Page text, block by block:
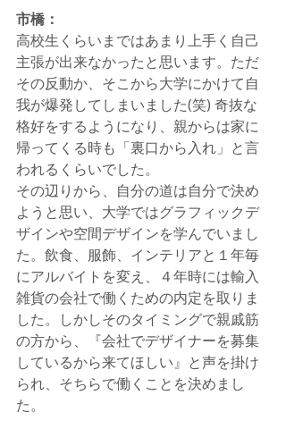
市橋：
高校生くらいまではあまり上手く自己
主張が出来なかったと思います。ただ
その反動か、そこから大学にかけて自
我が爆発してしまいました(笑) 奇抜な
格好をするようになり、親からは家に
帰ってくる時も「裏口から入れ」と言
われるくらいでした。
その辺りから、自分の道は自分で決め
ようと思い、大学ではグラフィックデ
ザインや空間デザインを学んでいまし
た。飲食、服飾、インテリアと１年毎
にアルバイトを変え、４年時には輸入
雑貨の会社で働くための内定を取りま
した。しかしそのタイミングで親戚筋
の方から、『会社でデザイナーを募集
しているから来てほしい』と声を掛け
られ、そちらで働くことを決めまし
た。